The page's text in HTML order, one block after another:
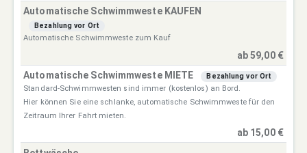
Automatische Schwimmweste KAUFEN
Bezahlung vor Ort
Automatische Schwimmweste zum Kauf
ab 59,00 €
Automatische Schwimmweste MIETE
Bezahlung vor Ort
Standard-Schwimmwesten sind immer (kostenlos) an Bord.
Hier können Sie eine schlanke, automatische Schwimmweste für den
Zeitraum Ihrer Fahrt mieten.
ab 15,00 €